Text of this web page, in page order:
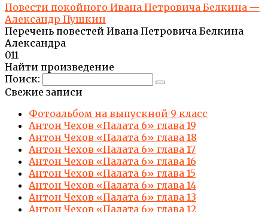
Повести покойного Ивана Петровича Белкина —
Александр Пушкин
Перечень повестей Ивана Петровича Белкина
Александра
011
Найти произведение
Поиск:
Свежие записи
Фотоальбом на выпускной 9 класс
Антон Чехов «Палата 6» глава 19
Антон Чехов «Палата 6» глава 18
Антон Чехов «Палата 6» глава 17
Антон Чехов «Палата 6» глава 16
Антон Чехов «Палата 6» глава 15
Антон Чехов «Палата 6» глава 14
Антон Чехов «Палата 6» глава 13
Антон Чехов «Палата 6» глава 12